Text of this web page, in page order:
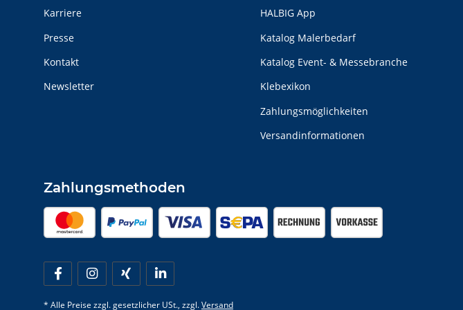
Karriere
Presse
Kontakt
Newsletter
HALBIG App
Katalog Malerbedarf
Katalog Event- & Messebranche
Klebexikon
Zahlungsmöglichkeiten
Versandinformationen
Zahlungsmethoden
* Alle Preise zzgl. gesetzlicher USt., zzgl.Versand